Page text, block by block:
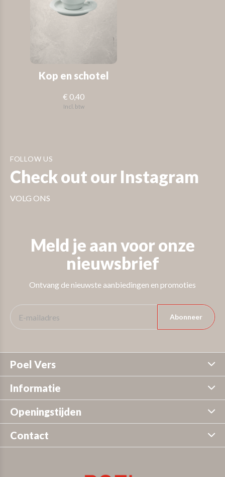
Kop en schotel
€ 0,40
Incl. btw
FOLLOW US
Check out our Instagram
VOLG ONS
Meld je aan voor onze
nieuwsbrief
Ontvang de nieuwste aanbiedingen en promoties
Abonneer
Poel Vers
Informatie
Openingstijden
Contact